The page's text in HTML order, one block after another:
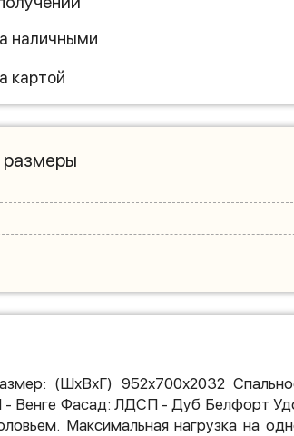
наличными
картой
размеры
(ШхВхГ) 952х700х2032
Венге Фасад: ЛДСП - Дуб Белфорт
Максимальная нагрузка на